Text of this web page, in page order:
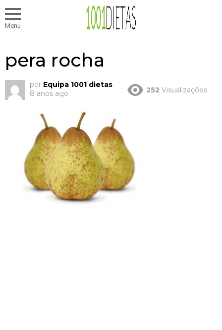
Menu
pera rocha
por Equipa 1001 dietas
8 anos ago
252 Visualizações